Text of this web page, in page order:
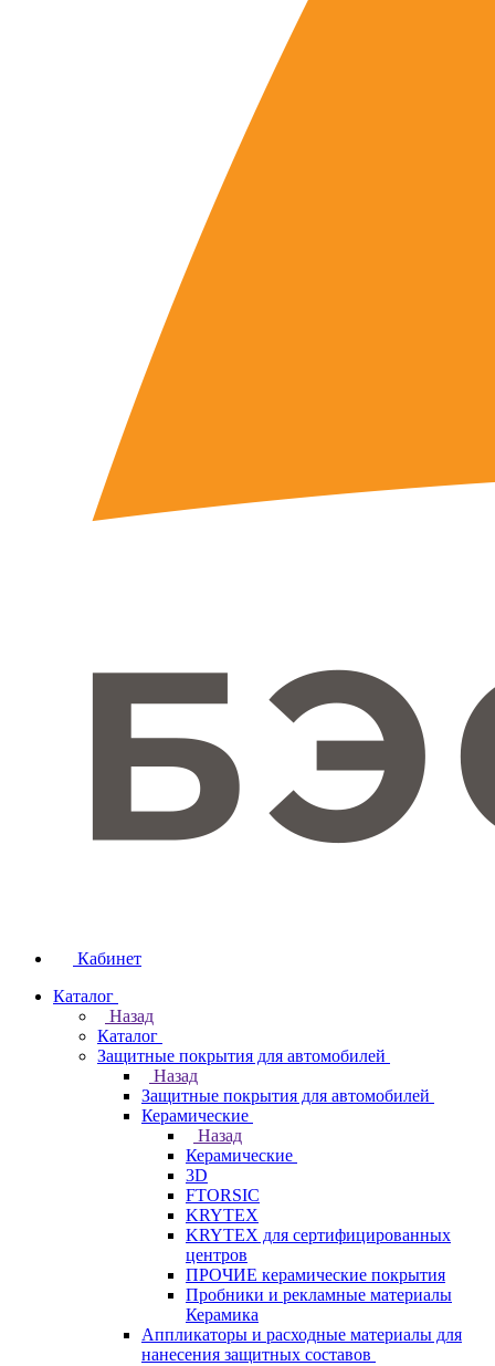
Кабинет
Каталог
Назад
Каталог
Защитные покрытия для автомобилей
Назад
Защитные покрытия для автомобилей
Керамические
Назад
Керамические
3D
FTORSIC
KRYTEX
KRYTEX для сертифицированных
центров
ПРОЧИЕ керамические покрытия
Пробники и рекламные материалы
Керамика
Аппликаторы и расходные материалы для
нанесения защитных составов